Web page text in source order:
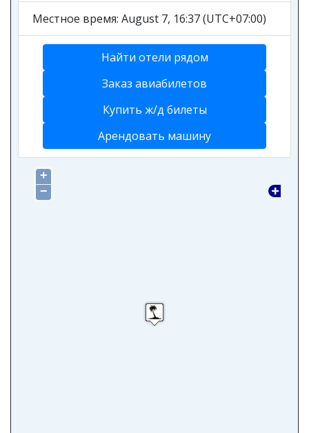
Местное время: August 7, 16:37 (UTC+07:00)
Найти отели рядом
Заказ авиабилетов
Купить ж/д билеты
Арендовать машину
+
−